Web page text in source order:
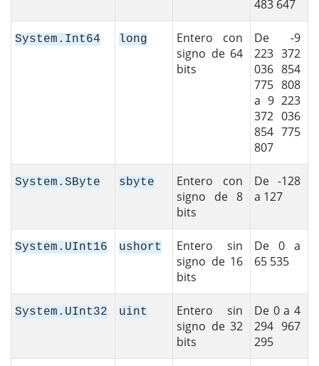
483 647
System.Int64 long
Entero con
signo de 64
bits
De -9
223 372
036 854
775 808
a 9 223
372 036
854 775
807
System.SByte sbyte
Entero con
signo de 8
bits
De -128
a 127
System.UInt16 ushort
Entero sin
signo de 16
bits
De 0 a
65 535
System.UInt32 uint
Entero sin
signo de 32
bits
De 0 a 4
294 967
295